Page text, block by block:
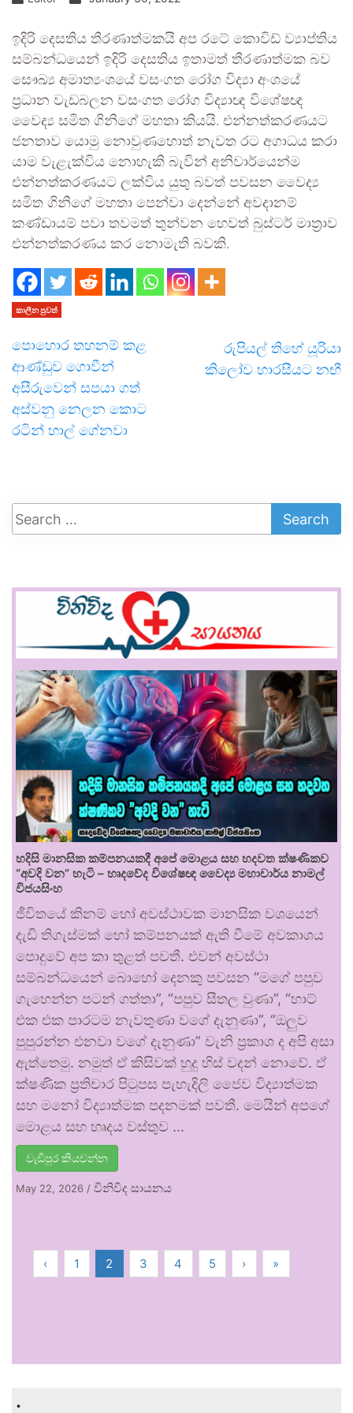
ඉදිරි දෙසතිය තීරණාත්මකයි අප රටේ කොවිඩ් ව්‍යාප්තිය
සම්බන්ධයෙන් ඉදිරි දෙසතිය ඉතාමත් තීරණාත්මක බව
සෞඛ්‍ය අමාත්‍යංශයේ වසංගත රෝග විද්‍යා අංශයේ
ප්‍රධාන වැඩබලන වසංගත රෝග විද්‍යාඥ විශේෂඥ
වෛද්‍ය සමිත ගිනිගේ මහතා කියයි. එන්නත්කරණයට
ජනතාව යොමු නොවුණහොත් නැවත රට අගාධය කරා
යාම වැළැක්විය නොහැකි බැවින් අනිවාර්යෙන්ම
එන්නත්කරණයට ලක්විය යුතු බවත් පවසන වෛද්‍ය
සමිත ගිනිගේ මහතා පෙන්වා දෙන්නේ අවදානම්
කණ්ඩායම් පවා තවමත් තුන්වන හෙවත් බුස්ටර් මාත්‍රාව
එන්නත්කරණය කර නොමැති බවකි.
කාලීන පුවත්
පොහොර තහනම් කළ
ආණ්ඩුව ගොවීන්
අසීරුවෙන් සපයා ගත්
අස්වනු නෙලන කොට
රටින් හාල් ගේනවා
රුපියල් තිහේ යූරියා
කිලෝව හාරසීයට නඟී
හදිසි මානසික කම්පනයකදී අපේ මොළය සහ හදවත ක්ෂණිකව
“අවදි වන” හැටි – හෘදවේද විශේෂඥ වෛද්‍ය මහාචාර්ය නාමල්
විජයසිංහ
ජීවිතයේ කිනම් හෝ අවස්ථාවක මානසික වශයෙන්
දැඩි තිගැස්මක් හෝ කම්පනයක් ඇති වීමේ අවකාශය
පොදුවේ අප කා තුළත් පවතී. එවන් අවස්ථා
සම්බන්ධයෙන් බොහෝ දෙනකු පවසන “මගේ පපුව
ගැහෙන්න පටන් ගත්තා”, “පපුව සීතල වුණා”, “හාට්
එක එක පාරටම නැවතුණා වගේ දැනුණා”, “ඔලුව
පුපුරන්න එනවා වගේ දැනුණා” වැනි ප්‍රකාශ ද අපි අසා
ඇත්තෙමු. නමුත් ඒ කිසිවක් හුදු හිස් වදන් නොවේ. ඒ
ක්ෂණික ප්‍රතිචාර පිටුපස පැහැදිලි ජෛව විද්‍යාත්මක
සහ මනෝ විද්‍යාත්මක පදනමක් පවතී. මෙයින් අපගේ
මොළය සහ හෘදය වස්තුව …
වැඩිපුර කියවන්න
May 22, 2026 / විනිවිද සායනය
‹ 1 2 3 4 5 › »
.